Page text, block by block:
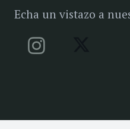
Echa un vistazo a